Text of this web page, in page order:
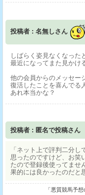
投稿者 : 名無しさん
しばらく姿見なくなった
最近になってまた見かけ
他の会員からのメッセー
復活したことを喜んでる
あれ本当かな？
投稿者 : 匿名で投稿さん
「ネット上で評判二分
思ったのですけど、お笑
たので登録後使ってませ
果的には良かったのだと
「悪質競馬予